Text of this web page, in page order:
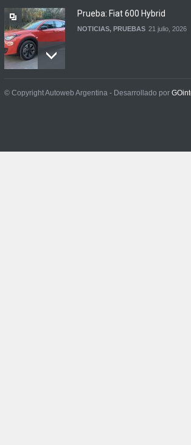
Prueba: Fiat 600 Hybrid
NOTICIAS, PRUEBAS 21 julio, 2026
Prueba: BYD Song Pro GS
© Copyright Autoweb Argentina - Desarrollado por